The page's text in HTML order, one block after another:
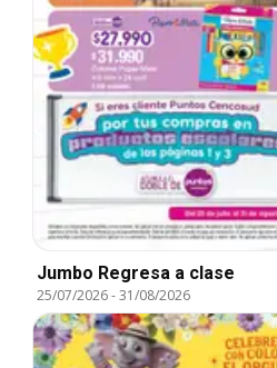
Jumbo Regresa a clase
25/07/2026-31/08/2026